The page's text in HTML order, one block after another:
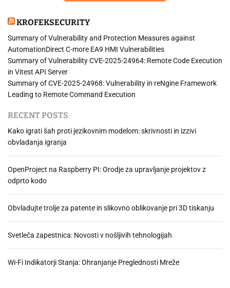
KROFEKSECURITY
Summary of Vulnerability and Protection Measures against
AutomationDirect C-more EA9 HMI Vulnerabilities
Summary of Vulnerability CVE-2025-24964: Remote Code Execution
in Vitest API Server
Summary of CVE-2025-24968: Vulnerability in reNgine Framework
Leading to Remote Command Execution
RECENT POSTS
Kako igrati šah proti jezikovnim modelom: skrivnosti in izzivi
obvladanja igranja
OpenProject na Raspberry PI: Orodje za upravljanje projektov z
odprto kodo
Obvladujte trolje za patente in slikovno oblikovanje pri 3D tiskanju
Svetleča zapestnica: Novosti v nošljivih tehnologijah
Wi-Fi Indikatorji Stanja: Ohranjanje Preglednosti Mreže